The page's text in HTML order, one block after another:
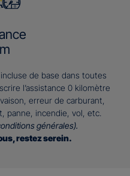
de base dans toutes
l’assistance 0 kilomètre
erreur de carburant,
panne, incendie, vol, etc.
générales).
restez serein.